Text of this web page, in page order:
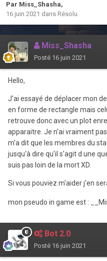
Par Miss_Shasha,
16 juin 2021 dans Résolu
Miss_Shasha
Posté 16 juin 2021
Hello,
J'ai essayé de déplacer mon
en forme de rectangle mais
retrouve donc avec un plot
apparaitre. Je n'ai vraiment
m'a dit que les membres du
jusqu'à dire qu'il s'agit d une
suis pas loin de la mort XD.
Si vous pouviez m'aider j'en
mon pseudo in game est :
Bot 2.0
Posté 16 juin 2021